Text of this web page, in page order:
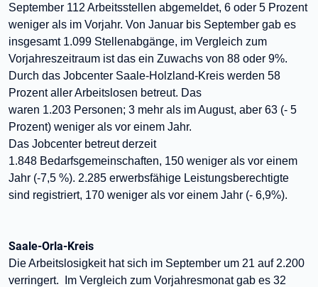
September 112 Arbeitsstellen abgemeldet, 6 oder 5 Prozent
weniger als im Vorjahr. Von Januar bis September gab es
insgesamt 1.099 Stellenabgänge, im Vergleich zum
Vorjahreszeitraum ist das ein Zuwachs von 88 oder 9%.
Durch das Jobcenter Saale-Holzland-Kreis werden 58
Prozent aller Arbeitslosen betreut. Das
waren 1.203 Personen; 3 mehr als im August, aber 63 (- 5
Prozent) weniger als vor einem Jahr.
Das Jobcenter betreut derzeit
1.848 Bedarfsgemeinschaften, 150 weniger als vor einem
Jahr (-7,5 %). 2.285 erwerbsfähige Leistungsberechtigte
sind registriert, 170 weniger als vor einem Jahr (- 6,9%).
Saale-Orla-Kreis
Die Arbeitslosigkeit hat sich im September um 21 auf 2.200
verringert. Im Vergleich zum Vorjahresmonat gab es 32